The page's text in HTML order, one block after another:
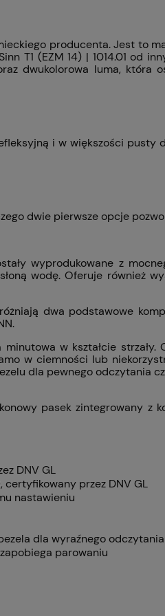
producenta. Jest to
T1 (EZM 14) | 1014.01 od
dwukolorowa luma, która
i w większości
dwie pierwsze opcje
wyprodukowane z
wodę. Oferuje również
dwa podstawowe
w kształcie
w ciemności lub
dla pewnego odczytania
pasek zintegrowany z
DNV GL
przez DNV GL
nastawieniu
dla wyraźnego
parowaniu